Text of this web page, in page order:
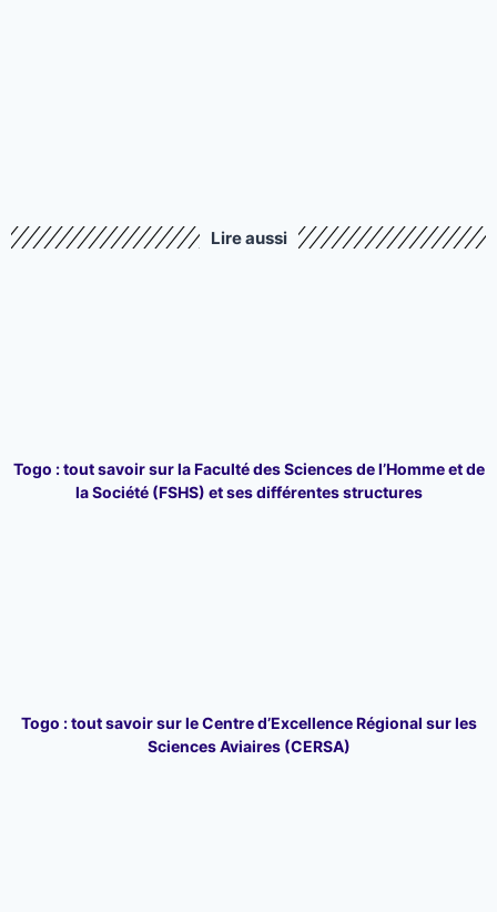
Lire aussi
Togo : tout savoir sur la Faculté des Sciences de l’Homme et de
la Société (FSHS) et ses différentes structures
Togo : tout savoir sur le Centre d’Excellence Régional sur les
Sciences Aviaires (CERSA)